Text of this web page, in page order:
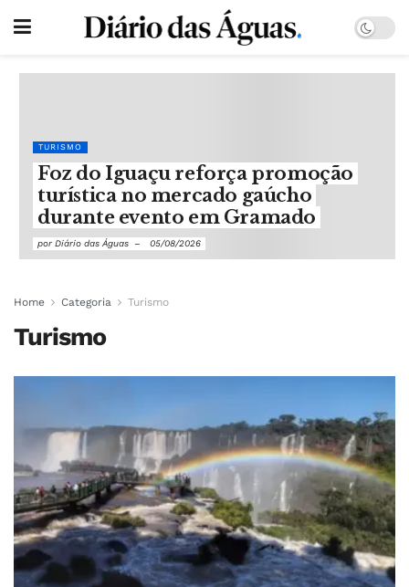
TURISMO
Foz do Iguaçu reforça promoção
turística no mercado gaúcho
durante evento em Gramado
por Diário das Águas 05/08/2026
Home Categoria Turismo
Turismo